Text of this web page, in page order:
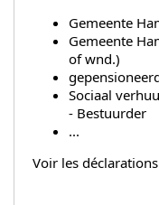
Gemeente
Gemeente
of wnd.)
Sociaal
- Bestuurder
...
Voir les